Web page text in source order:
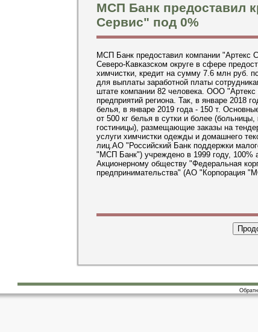
МСП Банк предоставил
Сервис" под 0%
МСП Банк предоставил компании "Артекс
Северо-Кавказском округе в сфере
химчистки, кредит на сумму 7.6 млн руб.
для выплаты заработной платы
штате компании 82 человека. ООО
предприятий региона. Так, в январе 2018
белья, в январе 2019 года - 150 т.
от 500 кг белья в сутки и более
гостиницы), размещающие заказы на
услуги химчистки одежды и домашнего
лиц.АО "Российский Банк поддержки
"МСП Банк") учреждено в 1999 году, 100%
Акционерному обществу "Федеральная
предпринимательства" (АО "Корпорация